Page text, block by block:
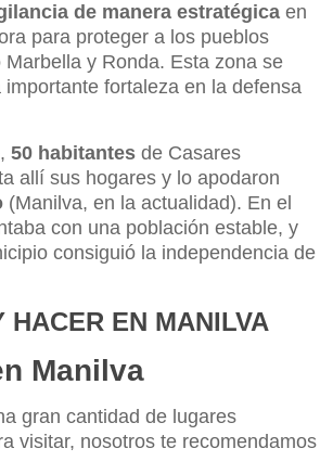
de manera estratégica en
para proteger a los pueblos
y Ronda. Esta zona se
fortaleza en la defensa
50 habitantes de Casares
allí sus hogares y lo apodaron
(Manilva, en la actualidad). En el
con una población estable, y
consiguió la independencia de
HACER EN MANILVA
Manilva
gran cantidad de lugares
visitar, nosotros te recomendamos